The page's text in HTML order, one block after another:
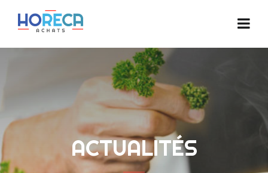
ACTUALITÉS